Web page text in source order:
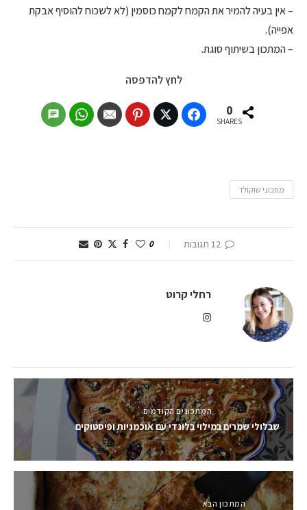
– אין בעיה להמיר את הקמח לקמח כוסמין (לא לשכוח להוסיף אבקת
אפייה).
– המתכון בשיתוף סוגת.
לחץ להדפסה
0
SHARES
מתכוני שוקולד
12 תגובות 0
רחלי קרוט
המתכונים הקודמים
שבלולי שמרים במילוי בלונדי עם אוכמניות ופיסטוקים
המתכון הבא